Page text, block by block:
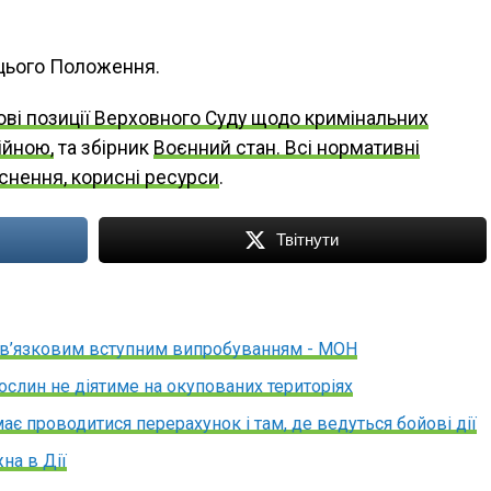
Положення.
позиції Верховного Суду щодо кримінальних
та збірник Воєнний стан. Всі нормативні
корисні ресурси.
Твітнути
вступним випробуванням - МОН
не діятиме на окупованих територіях
проводитися перерахунок і там, де ведуться бойові дії
в Дії